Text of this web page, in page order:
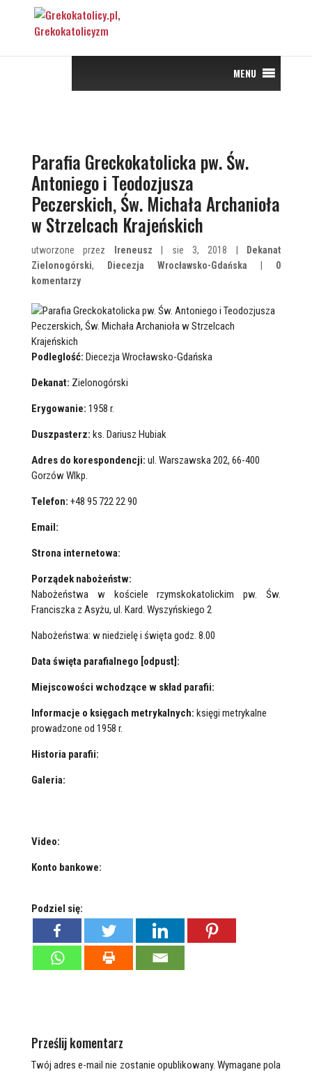
MENU
Parafia Greckokatolicka pw. Św.
Antoniego i Teodozjusza
Peczerskich, Św. Michała Archanioła
w Strzelcach Krajeńskich
utworzone przez Ireneusz | sie 3, 2018 |
Dekanat
Zielonogórski, Diecezja Wrocławsko-Gdańska
0
komentarzy
Podleglość: Diecezja Wrocławsko-Gdańska
Dekanat: Zielonogórski
Erygowanie: 1958 r.
Duszpasterz: ks. Dariusz Hubiak
Adres do korespondencji: ul. Warszawska 202, 66-400
Gorzów Wlkp.
Telefon: +48 95 722 22 90
Email:
Strona internetowa:
Porządek nabożeństw:
Nabożeństwa w kościele rzymskokatolickim pw. Św.
Franciszka z Asyżu, ul. Kard. Wyszyńskiego 2
Nabożeństwa: w niedzielę i święta godz. 8.00
Data święta parafialnego [odpust]:
Miejscowości wchodzące w skład parafii:
Informacje o księgach metrykalnych: księgi metrykalne
prowadzone od 1958 r.
Historia parafii:
Galeria:
Video:
Konto bankowe:
Podziel się:
Prześlij komentarz
Twój adres e-mail nie zostanie opublikowany. Wymagane pola